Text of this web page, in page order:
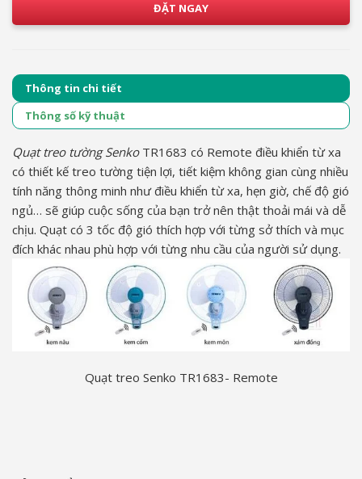
ĐẶT NGAY
Thông tin chi tiết
Thông số kỹ thuật
Quạt treo tường SenkoTR1683 có Remote điều khiển từ xa
có thiết kế treo tường tiện lợi, tiết kiệm không gian cùng nhiều
tính năng thông minh như điều khiển từ xa, hẹn giờ, chế độ gió
ngủ… sẽ giúp cuộc sống của bạn trở nên thật thoải mái và dễ
chịu. Quạt có 3 tốc độ gió thích hợp với từng sở thích và mục
đích khác nhau phù hợp với từng nhu cầu của người sử dụng.
Quạt treo Senko TR1683- Remote